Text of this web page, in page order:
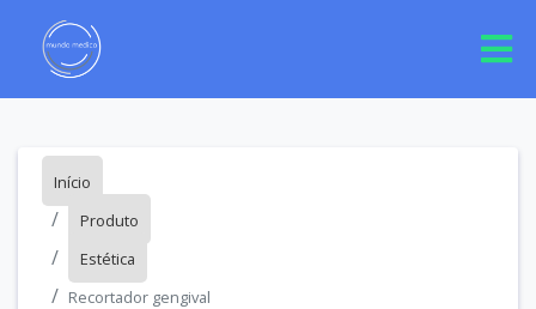
Início
Produto
Estética
Recortador gengival